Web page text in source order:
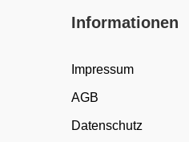
Informationen
Impressum
AGB
Datenschutz